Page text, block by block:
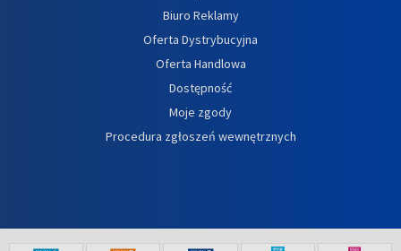
Biuro Reklamy
Oferta Dystrybucyjna
Oferta Handlowa
Dostępność
Moje zgody
Procedura zgłoszeń wewnętrznych